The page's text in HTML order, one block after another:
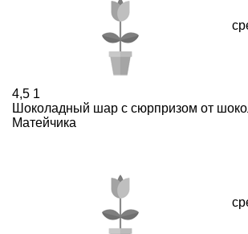
4,5 1
Шоколадный шар с сюрпризом от
Матейчика